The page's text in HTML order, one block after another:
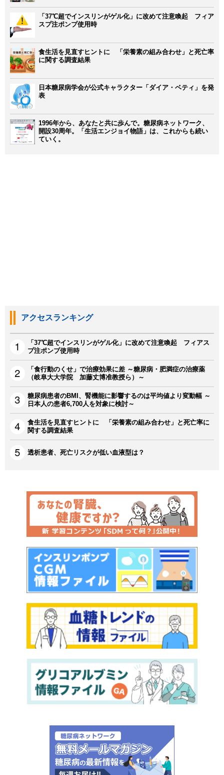
「37℃超でインスリンがゲル化」に改めて注意喚起 フィア
スプ注ポンプ使用時
食生活を見直すヒントに 「栄養素の組み合わせ」と死亡率
に関する調査結果
日本糖尿病学会が公式キャラクター「ダイア・ベティ」を発
表
1996年から、あなたと共に歩んで。糖尿病ネットワーク、
開設30周年。「生活エンジョイ物語」は、これからも続い
ていく。
アクセスランキング
「37℃超でインスリンがゲル化」に改めて注意喚起 フィアス
プ注ポンプ使用時
「食行動のくせ」で治療効果に差 ～糖尿病・肥満症の治療薬
（岐阜大大学院 加藤丈博准教授ら）～
糖尿病患者のBMI、腎機能に影響するのは平均値より変動幅 ～
日本人の患者6,700人を対象に検討～
食生活を見直すヒントに 「栄養素の組み合わせ」と死亡率に
関する調査結果
透析患者、死亡リスクが低い血液型は？